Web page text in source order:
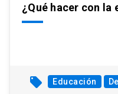
¿Qué hacer con la
local_offer Educación